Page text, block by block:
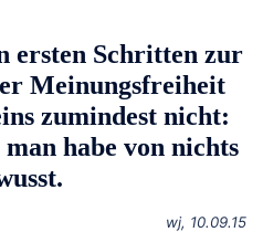
ersten Schritten zur
Meinungsfreiheit
zumindest nicht:
habe von nichts
wj, 10.09.15